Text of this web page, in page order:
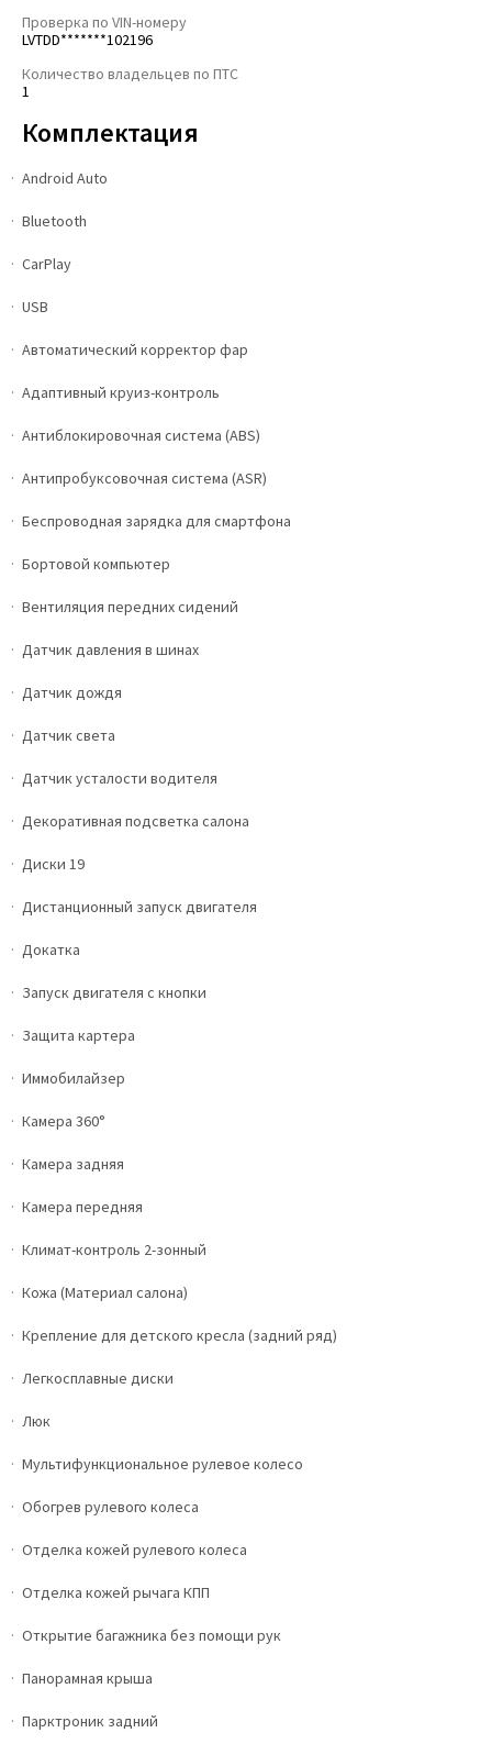
Проверка по VIN-номеру
LVTDD*******102196
Количество владельцев по ПТС
1
Комплектация
Android Auto
Bluetooth
CarPlay
USB
Автоматический корректор фар
Адаптивный круиз-контроль
Антиблокировочная система (ABS)
Антипробуксовочная система (ASR)
Беспроводная зарядка для смартфона
Бортовой компьютер
Вентиляция передних сидений
Датчик давления в шинах
Датчик дождя
Датчик света
Датчик усталости водителя
Декоративная подсветка салона
Диски 19
Дистанционный запуск двигателя
Докатка
Запуск двигателя с кнопки
Защита картера
Иммобилайзер
Камера 360°
Камера задняя
Камера передняя
Климат-контроль 2-зонный
Кожа (Материал салона)
Крепление для детского кресла (задний ряд)
Легкосплавные диски
Люк
Мультифункциональное рулевое колесо
Обогрев рулевого колеса
Отделка кожей рулевого колеса
Отделка кожей рычага КПП
Открытие багажника без помощи рук
Панорамная крыша
Парктроник задний